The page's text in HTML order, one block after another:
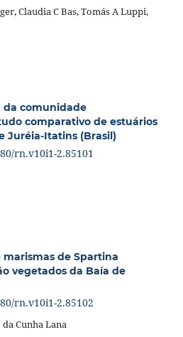
Claudia C Bas, Tomás A Luppi,
comunidade
comparativo de estuários
Juréia-Itatins (Brasil)
rn.v10i1-2.85101
de Spartina
vegetados da Baía de
rn.v10i1-2.85102
Cunha Lana